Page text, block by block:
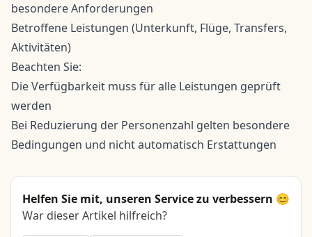
besondere Anforderungen
Betroffene Leistungen (Unterkunft, Flüge, Transfers,
Aktivitäten)
Beachten Sie:
Die Verfügbarkeit muss für alle Leistungen geprüft
werden
Bei Reduzierung der Personenzahl gelten besondere
Bedingungen und nicht automatisch Erstattungen
Helfen Sie mit, unseren Service zu verbessern 😊
War dieser Artikel hilfreich?